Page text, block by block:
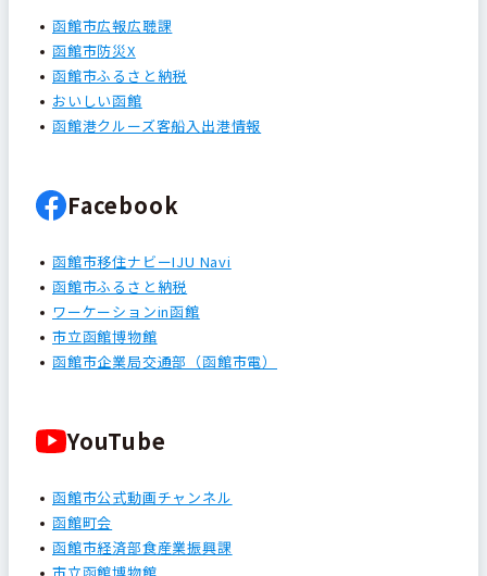
函館市広報広聴課
函館市防災X
函館市ふるさと納税
おいしい函館
函館港クルーズ客船入出港情報
Facebook
函館市移住ナビーIJU Navi
函館市ふるさと納税
ワーケーションin函館
市立函館博物館
函館市企業局交通部（函館市電）
YouTube
函館市公式動画チャンネル
函館町会
函館市経済部食産業振興課